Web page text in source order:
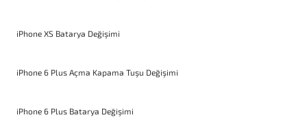
iPhone XS Batarya Değişimi
iPhone 6 Plus Açma Kapama Tuşu Değişimi
iPhone 6 Plus Batarya Değişimi